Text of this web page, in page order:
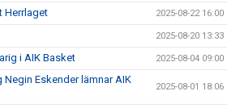
Herrlaget 2025-08-22 16:00
2025-08-20 13:33
i AIK Basket 2025-08-04 09:00
Eskender lämnar AIK
2025-08-01 18:06